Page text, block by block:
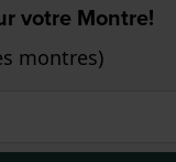
votre Montre!
montres)